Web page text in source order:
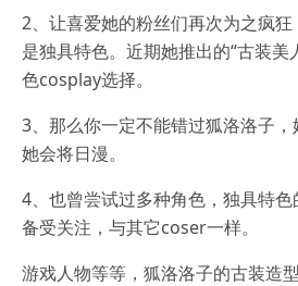
2、让喜爱她的粉丝们再次为之疯
是独具特色。近期她推出的“古装美
色cosplay选择。
3、那么你一定不能错过狐洛洛子，
她会将日漫。
4、也曾尝试过多种角色，独具特
备受关注，与其它coser一样。
游戏人物等等，狐洛洛子的古装造